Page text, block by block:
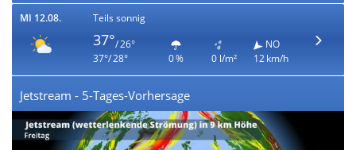
MI 12.08. Teils sonnig
37°/ 26°
37°/ 28°
0 % 0 l/m²
NO
12 km/h
Jetstream - 5-Tages-Vorhersage